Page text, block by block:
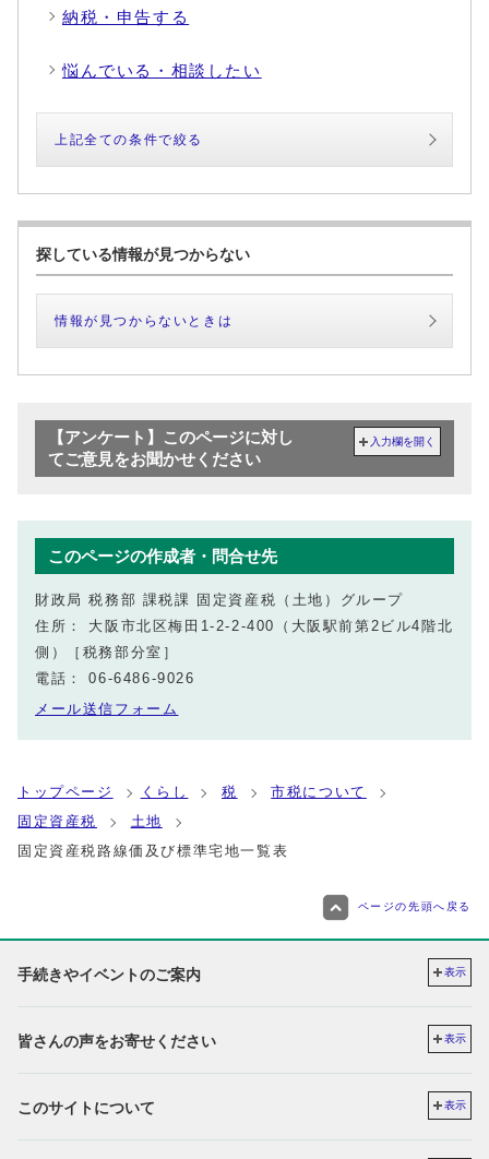
納税・申告する
悩んでいる・相談したい
上記全ての条件で絞る
探している情報が見つからない
情報が見つからないときは
【アンケート】このページに対し
てご意見をお聞かせください
入力欄を開く
このページの作成者・問合せ先
財政局 税務部 課税課 固定資産税（土地）グループ
住所： 大阪市北区梅田1-2-2-400（大阪駅前第2ビル4階北
側）［税務部分室］
電話： 06-6486-9026
メール送信フォーム
トップページ くらし 税
市税について
固定資産税
土地
固定資産税路線価及び標準宅地一覧表
ページの先頭へ戻る
手続きやイベントのご案内 表示
皆さんの声をお寄せください 表示
このサイトについて 表示